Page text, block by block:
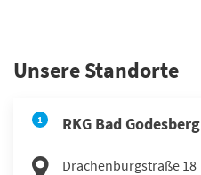
Unsere Standorte
1 RKG Bad Godesberg
Drachenburgstraße 18